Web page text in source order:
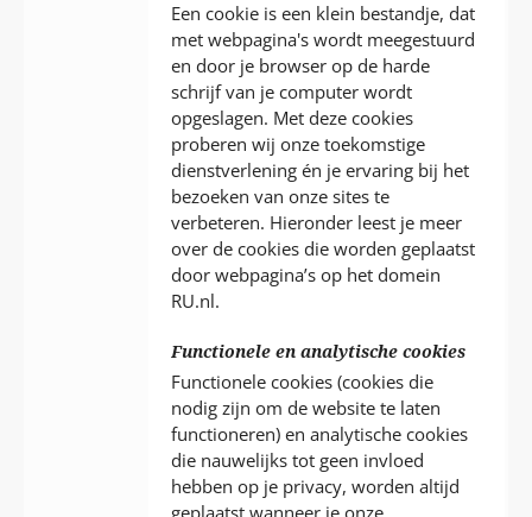
Een cookie is een klein bestandje, dat
met webpagina's wordt meegestuurd
en door je browser op de harde
schrijf van je computer wordt
opgeslagen. Met deze cookies
proberen wij onze toekomstige
dienstverlening én je ervaring bij het
bezoeken van onze sites te
verbeteren. Hieronder leest je meer
over de cookies die worden geplaatst
door webpagina’s op het domein
RU.nl.
Functionele en analytische cookies
Functionele cookies (cookies die
nodig zijn om de website te laten
functioneren) en analytische cookies
die nauwelijks tot geen invloed
hebben op je privacy, worden altijd